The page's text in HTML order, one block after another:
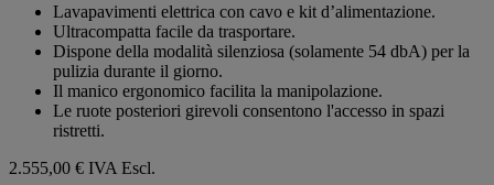
stelle.
Lavapavimenti elettrica con cavo e kit d’alimentazione.
Ultracompatta facile da trasportare.
Dispone della modalità silenziosa (solamente 54 dbA) per la
pulizia durante il giorno.
Il manico ergonomico facilita la manipolazione.
Le ruote posteriori girevoli consentono l'accesso in spazi
ristretti.
2.555,00 € IVA Escl.